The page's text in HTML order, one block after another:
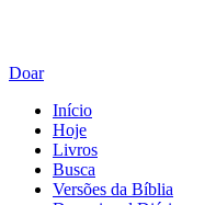
Doar
Início
Hoje
Livros
Busca
Versões da Bíblia